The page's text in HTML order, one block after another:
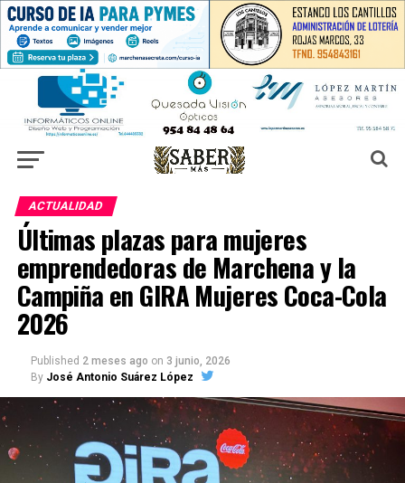
ACTUALIDAD
Últimas plazas para mujeres
emprendedoras de Marchena y la
Campiña en GIRA Mujeres Coca-Cola
2026
Published 2 meses ago on 3 junio, 2026
By José Antonio Suárez López